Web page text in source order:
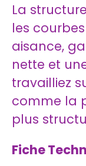
La
les
aisance,
nette et
travailliez
comme la
plus
Fiche